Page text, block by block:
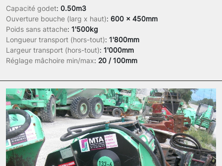
Capacité godet: 0.50m3
Ouverture bouche (larg x haut): 600 x 450mm
Poids sans attache: 1'500kg
Longueur transport (hors-tout): 1'800mm
Largeur transport (hors-tout): 1'000mm
Réglage mâchoire min/max: 20 / 100mm